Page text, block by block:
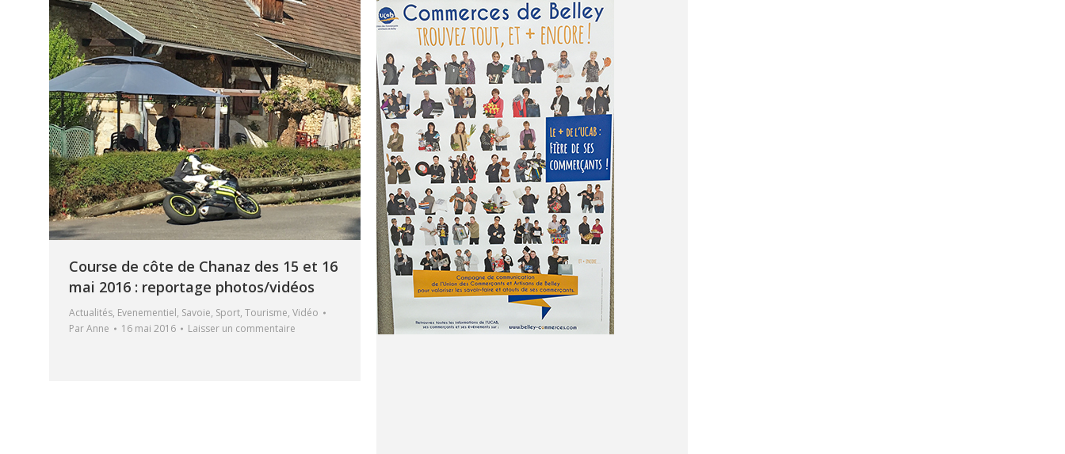
Course de côte de Chanaz des 15 et 16
mai 2016 : reportage photos/vidéos
Actualités, Evenementiel, Savoie, Sport, Tourisme, Vidéo
ParAnne 16 mai 2016 Laisser un commentaire